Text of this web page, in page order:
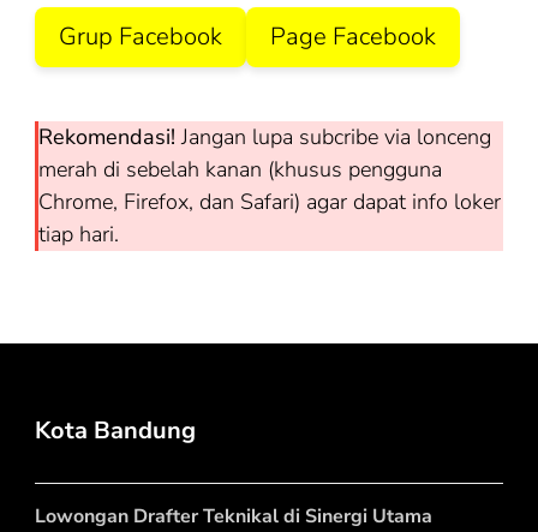
Grup Facebook Page Facebook
Rekomendasi! Jangan lupa subcribe via lonceng
merah di sebelah kanan (khusus pengguna
Chrome, Firefox, dan Safari) agar dapat info loker
tiap hari.
Kota Bandung
Lowongan Drafter Teknikal di Sinergi Utama